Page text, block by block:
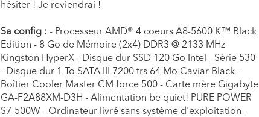
hésiter ! Je reviendrai !
Sa config : - Processeur AMD® 4 coeurs A8-5600 K™ Black
Edition - 8 Go de Mémoire (2x4) DDR3 @ 2133 MHz
Kingston HyperX - Disque dur SSD 120 Go Intel - Série 530
- Disque dur 1 To SATA III 7200 trs 64 Mo Caviar Black -
Boîtier Cooler Master CM force 500 - Carte mère Gigabyte
GA-F2A88XM-D3H - Alimentation be quiet! PURE POWER
S7-500W - Ordinateur livré sans système d'exploitation -